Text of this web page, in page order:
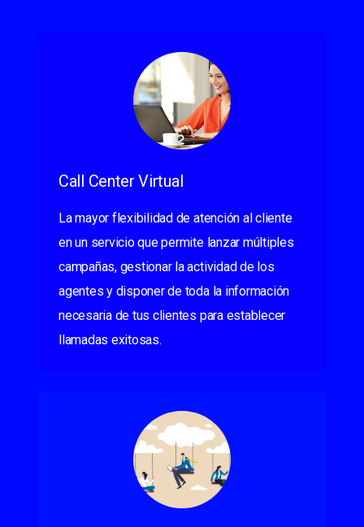
Call Center Virtual
La mayor flexibilidad de atención al cliente
en un servicio que permite lanzar múltiples
campañas, gestionar la actividad de los
agentes y disponer de toda la información
necesaria de tus clientes para establecer
llamadas exitosas.